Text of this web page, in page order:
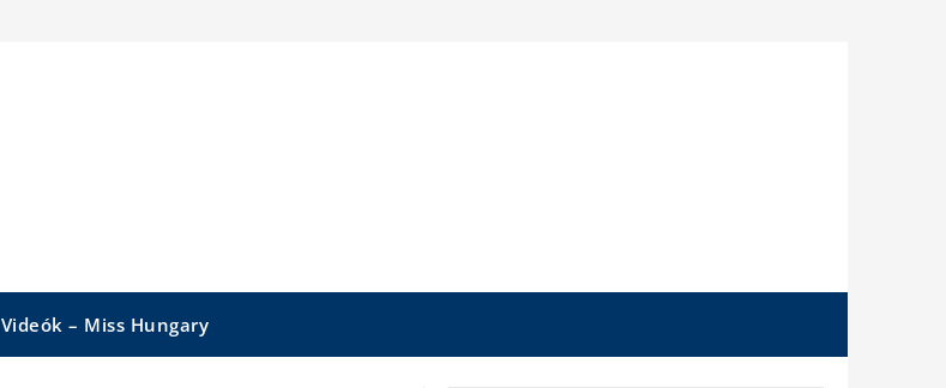
Videók – Miss Hungary